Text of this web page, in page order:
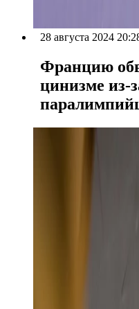
28 августа 2024
Францию
цинизме из-